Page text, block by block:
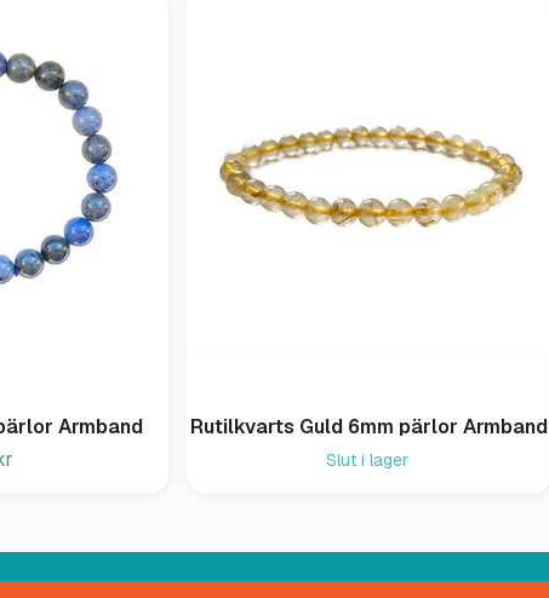
Armband
Rutilkvarts Guld 6mm pärlor Armband
Slut i lager